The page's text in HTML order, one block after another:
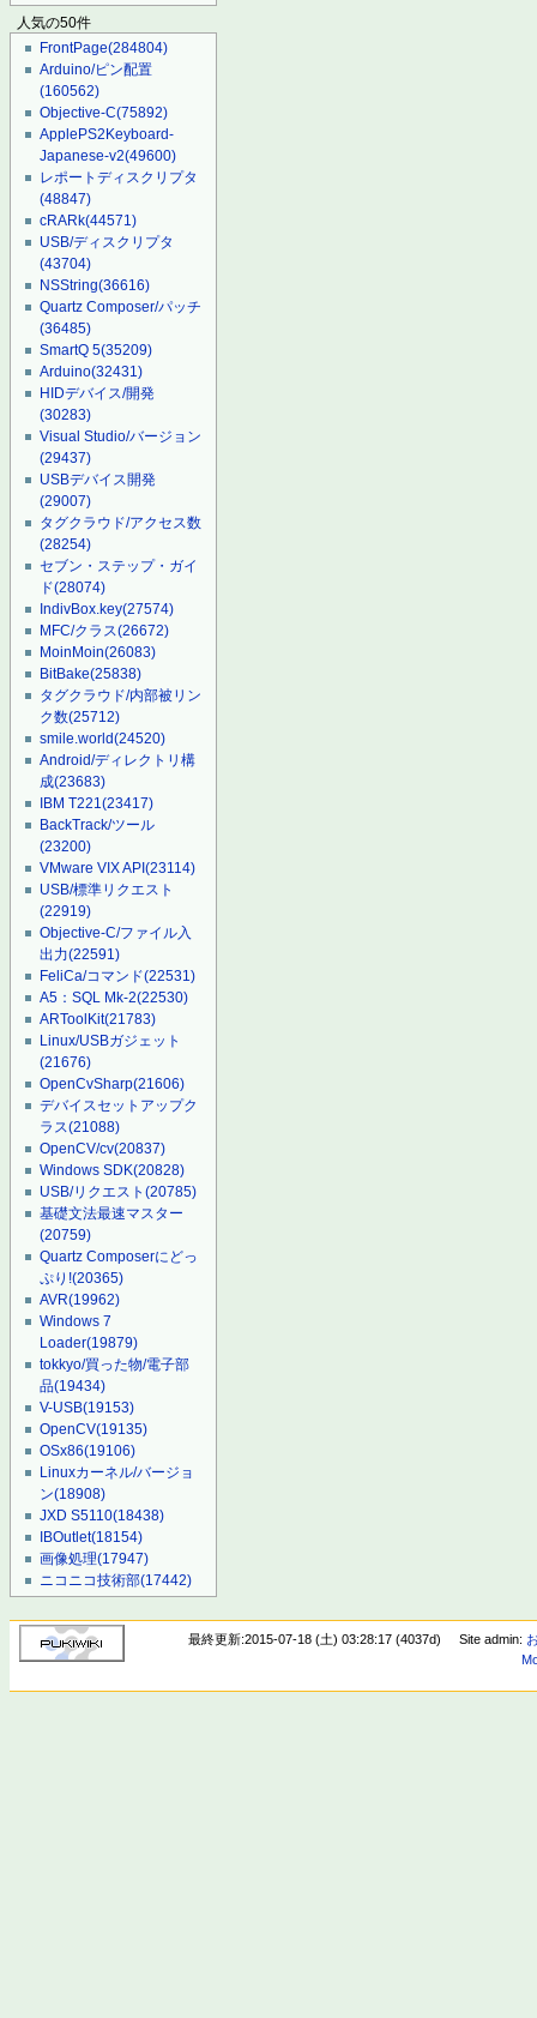
人気の50件
FrontPage(284804)
Arduino/ピン配置
(160562)
Objective-C(75892)
ApplePS2Keyboard-
Japanese-v2(49600)
レポートディスクリプタ
(48847)
cRARk(44571)
USB/ディスクリプタ
(43704)
NSString(36616)
Quartz Composer/パッチ
(36485)
SmartQ 5(35209)
Arduino(32431)
HIDデバイス/開発
(30283)
Visual Studio/バージョン
(29437)
USBデバイス開発
(29007)
タグクラウド/アクセス数
(28254)
セブン・ステップ・ガイ
ド(28074)
IndivBox.key(27574)
MFC/クラス(26672)
MoinMoin(26083)
BitBake(25838)
タグクラウド/内部被リン
ク数(25712)
smile.world(24520)
Android/ディレクトリ構
成(23683)
IBM T221(23417)
BackTrack/ツール
(23200)
VMware VIX API(23114)
USB/標準リクエスト
(22919)
Objective-C/ファイル入
出力(22591)
FeliCa/コマンド(22531)
A5：SQL Mk-2(22530)
ARToolKit(21783)
Linux/USBガジェット
(21676)
OpenCvSharp(21606)
デバイスセットアップク
ラス(21088)
OpenCV/cv(20837)
Windows SDK(20828)
USB/リクエスト(20785)
基礎文法最速マスター
(20759)
Quartz Composerにどっ
ぷり!(20365)
AVR(19962)
Windows 7
Loader(19879)
tokkyo/買った物/電子部
品(19434)
V-USB(19153)
OpenCV(19135)
OSx86(19106)
Linuxカーネル/バージョ
ン(18908)
JXD S5110(18438)
IBOutlet(18154)
画像処理(17947)
ニコニコ技術部(17442)
最終更新:2015-07-18 (土) 03:28:17 (4037d) Site admin: